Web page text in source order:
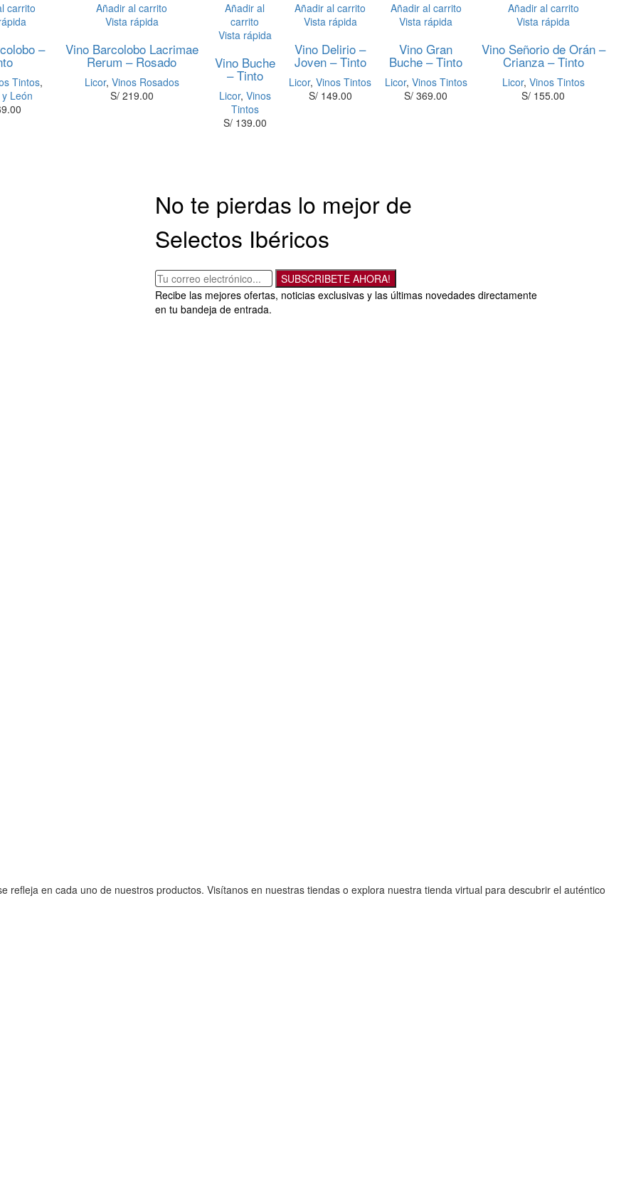
carrito
–
Tintos,
León
Añadir al carrito
Vista rápida
Vino Barcolobo Lacrimae
Rerum – Rosado
Licor, Vinos Rosados
S/219.00
Añadir al
carrito
Vista rápida
Vino Buche
– Tinto
Licor, Vinos
Tintos
S/139.00
Añadir al carrito
Vista rápida
Vino Delirio –
Joven – Tinto
Licor,Vinos Tintos
S/149.00
Añadir al carrito
Vista rápida
Vino Gran
Buche – Tinto
Licor, Vinos Tintos
S/ 369.00
Añadir al carrito
Vista rápida
Vino Señorio de Orán –
Crianza – Tinto
Licor, Vinos Tintos
S/ 155.00
No te pierdas lo mejor de
Selectos Ibéricos
SUBSCRIBETE AHORA!
Recibe las mejores ofertas, noticias exclusivas y las últimas novedades directamente
en tu bandeja de entrada.
refleja en cada uno de nuestros productos. Visítanos en nuestras tiendas o explora nuestra tienda virtual para descubrir el auténtico